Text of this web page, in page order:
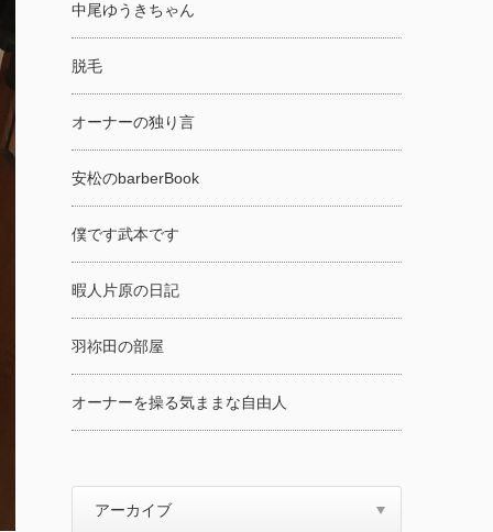
中尾ゆうきちゃん
脱毛
オーナーの独り言
安松のbarberBook
僕です武本です
暇人片原の日記
羽祢田の部屋
オーナーを操る気ままな自由人